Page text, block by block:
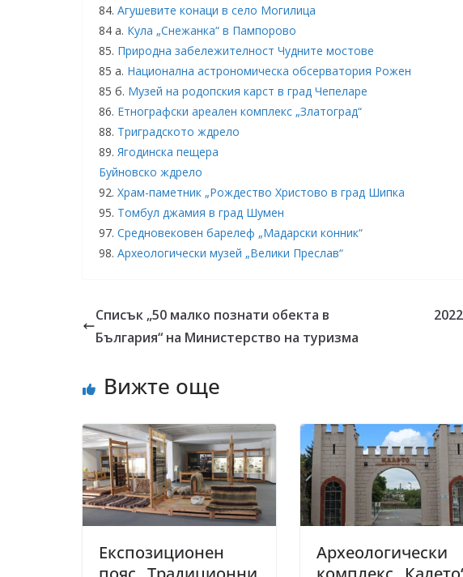
84. Агушевите конаци в село Могилица
84 а. Кула „Снежанка“ в Пампорово
85. Природна забележителност Чудните мостове
85 а. Национална астрономическа обсерватория Рожен
85 б. Музей на родопския карст в град Чепеларе
86. Етнографски ареален комплекс „Златоград“
88. Триградското ждрело
89. Ягодинска пещера
Буйновско ждрело
92. Храм-паметник „Рождество Христово в град Шипка
95. Томбул джамия в град Шумен
97. Средновековен барелеф „Мадарски конник“
98. Археологически музей „Велики Преслав“
Списък „50 малко познати обекта в
България“ на Министерство на туризма
Вижте още
Експозиционен
Археологически